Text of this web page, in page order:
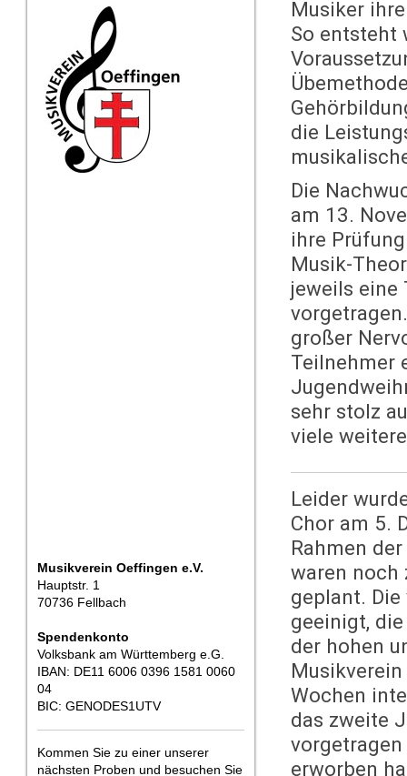
Musikverein Oeffingen e.V.
Hauptstr. 1
70736 Fellbach
Spendenkonto
Volksbank am Württemberg e.G.
IBAN: DE11 6006 0396 1581 0060
04
BIC: GENODES1UTV
Kommen Sie zu einer unserer
nächsten Proben und besuchen Sie
Musiker
So entsteht
die
Die
am 13.
ihre
Musik-
jeweils eine
großer
Teilnehmer
sehr stolz
viele
Leider
Chor am 5.
Rahmen
waren noch
geplant.
geeinigt,
der hohen
Wochen
das zweite
erworben